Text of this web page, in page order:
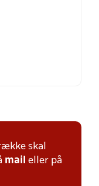
skal
mail eller på